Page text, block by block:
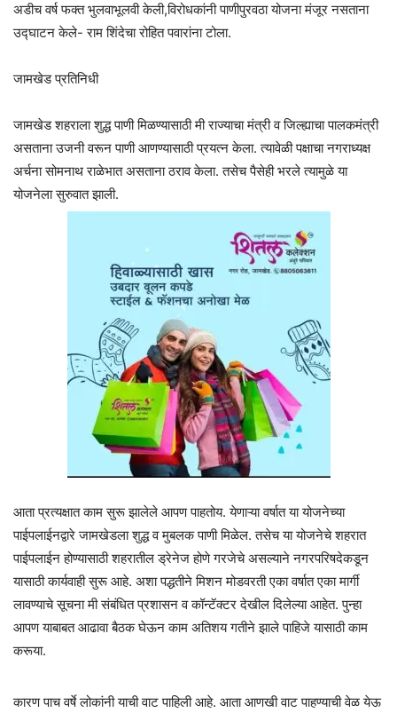
अडीच वर्ष फक्त भुलवाभूलवी केली,विरोधकांनी पाणीपुरवठा योजना मंजूर नसताना
उद्घाटन केले- राम शिंदेचा रोहित पवारांना टोला.
जामखेड प्रतिनिधी
जामखेड शहराला शुद्ध पाणी मिळण्यासाठी मी राज्याचा मंत्री व जिल्ह्याचा पालकमंत्री
असताना उजनी वरून पाणी आणण्यासाठी प्रयत्न केला. त्यावेळी पक्षाचा नगराध्यक्ष
अर्चना सोमनाथ राळेभात असताना ठराव केला. तसेच पैसेही भरले त्यामुळे या
योजनेला सुरुवात झाली.
आता प्रत्यक्षात काम सुरू झालेले आपण पाहतोय. येणाऱ्या वर्षात या योजनेच्या
पाईपलाईनद्वारे जामखेडला शुद्ध व मुबलक पाणी मिळेल. तसेच या योजनेचे शहरात
पाईपलाईन होण्यासाठी शहरातील ड्रेनेज होणे गरजेचे असल्याने नगरपरिषदेकडून
यासाठी कार्यवाही सुरू आहे. अशा पद्धतीने मिशन मोडवरती एका वर्षात एका मार्गी
लावण्याचे सूचना मी संबंधित प्रशासन व कॉन्टॅक्टर देखील दिलेल्या आहेत. पुन्हा
आपण याबाबत आढावा बैठक घेऊन काम अतिशय गतीने झाले पाहिजे यासाठी काम
करूया.
कारण पाच वर्षे लोकांनी याची वाट पाहिली आहे. आता आणखी वाट पाहण्याची वेळ येऊ